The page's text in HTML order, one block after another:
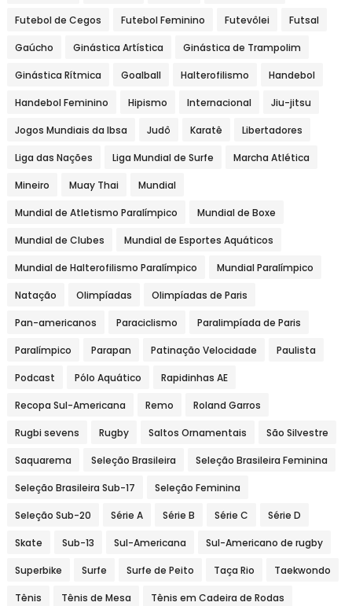
Futebol de Cegos Futebol Feminino Futevôlei Futsal
Gaúcho Ginástica Artística Ginástica de Trampolim
Ginástica Rítmica Goalball Halterofilismo Handebol
Handebol Feminino Hipismo Internacional Jiu-jitsu
Jogos Mundiais da Ibsa Judô Karatê Libertadores
Liga das Nações Liga Mundial de Surfe Marcha Atlética
Mineiro Muay Thai Mundial
Mundial de Atletismo Paralímpico Mundial de Boxe
Mundial de Clubes Mundial de Esportes Aquáticos
Mundial de Halterofilismo Paralímpico Mundial Paralímpico
Natação Olimpíadas Olimpíadas de Paris
Pan-americanos Paraciclismo Paralimpíada de Paris
Paralímpico Parapan Patinação Velocidade Paulista
Podcast Pólo Aquático Rapidinhas AE
Recopa Sul-Americana Remo Roland Garros
Rugbi sevens Rugby Saltos Ornamentais São Silvestre
Saquarema Seleção Brasileira Seleção Brasileira Feminina
Seleção Brasileira Sub-17 Seleção Feminina
Seleção Sub-20 Série A Série B Série C Série D
Skate Sub-13 Sul-Americana Sul-Americano de rugby
Superbike Surfe Surfe de Peito Taça Rio Taekwondo
Tênis Tênis de Mesa Tênis em Cadeira de Rodas